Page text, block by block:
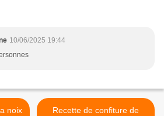
10/06/2025 19:44
Recette de confiture de